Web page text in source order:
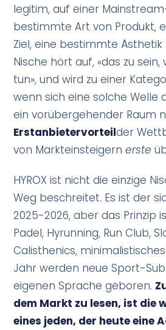
legitim, auf einer
bestimmte Art von Produkt,
Ziel, eine bestimmte Ästhetik
Nische hört auf, «das zu
tun», und wird zu einer
wenn sich eine solche Welle
ein vorübergehender Raum
Erstanbietervorteilder
von Markteinsteigernerste
HYROX ist nicht die einzige
Weg beschreitet. Es ist der
2025-2026, aber das Prinzip
Padel, Hyrunning, Run Club,
Calisthenics,
Jahr werden neue Sport-
eigenen Sprache geboren.
dem Markt zu lesen, ist die
eines jeden, der heute eine